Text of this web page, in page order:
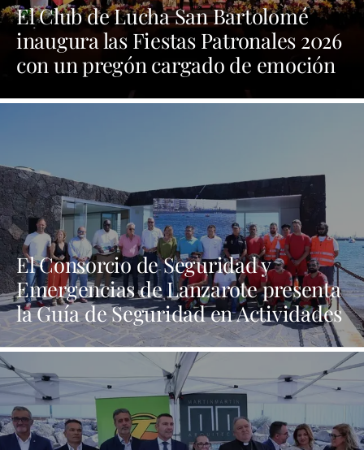
El Club de Lucha San Bartolomé
inaugura las Fiestas Patronales 2026
con un pregón cargado de emoción
El Consorcio de Seguridad y
Emergencias de Lanzarote presenta
la Guía de Seguridad en Actividades
Náuticas